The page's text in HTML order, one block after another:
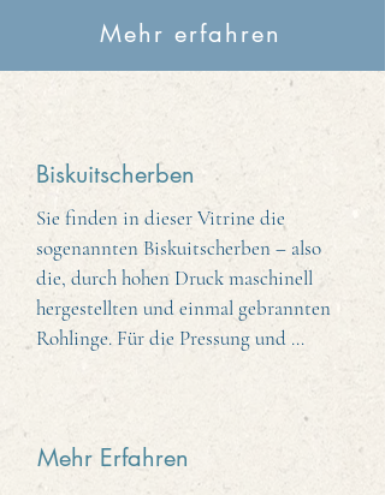
Mehr erfahren
Biskuitscherben
Sie finden in dieser Vitrine die
sogenannten Biskuitscherben – also
die, durch hohen Druck maschinell
hergestellten und einmal gebrannten
Rohlinge. Für die Pressung und
Pressmehl 6% Wasser zugesetzt. So
erhielt der spätere Tonscherben seine
Grundform und Stärke, sowie seinen
Rücken und gegebenenfalls sein Relief.
Mehr Erfahren